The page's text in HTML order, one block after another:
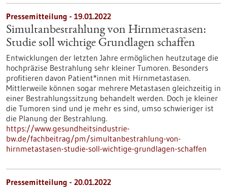
Pressemitteilung - 19.01.2022
Simultanbestrahlung von Hirnmetastasen:
Studie soll wichtige Grundlagen schaffen
Entwicklungen der letzten Jahre ermöglichen heutzutage die
hochpräzise Bestrahlung sehr kleiner Tumoren. Besonders
profitieren davon Patient*innen mit Hirnmetastasen.
Mittlerweile können sogar mehrere Metastasen gleichzeitig in
einer Bestrahlungssitzung behandelt werden. Doch je kleiner
die Tumoren sind und je mehr es sind, umso schwieriger ist
die Planung der Bestrahlung.
https://www.gesundheitsindustrie-
bw.de/fachbeitrag/pm/simultanbestrahlung-von-
hirnmetastasen-studie-soll-wichtige-grundlagen-schaffen
Pressemitteilung - 20.01.2022